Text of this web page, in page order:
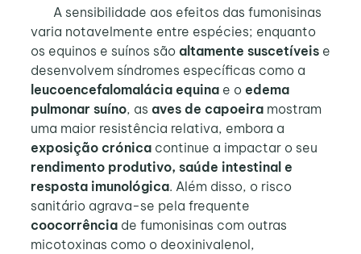
A sensibilidade aos efeitos das fumonisinas
varia notavelmente entre espécies; enquanto
os equinos e suínos são altamente suscetíveise
desenvolvem síndromes específicas como a
leucoencefalomalácia equinae o edema
pulmonar suíno, as aves de capoeiramostram
uma maior resistência relativa, embora a
exposição crónicacontinue a impactar o seu
rendimento produtivo, saúde intestinal e
resposta imunológica. Além disso, o risco
sanitário agrava-se pela frequente
coocorrênciade fumonisinas com outras
micotoxinas como o deoxinivalenol,